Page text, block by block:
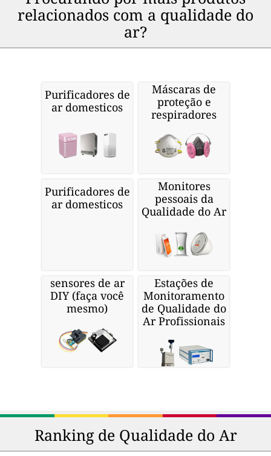
relacionados com a qualidade do
ar?
Purificadores de
ar domesticos
Máscaras de
proteção e
respiradores
Purificadores de
ar domesticos
Monitores
pessoais da
Qualidade do Ar
sensores de ar
DIY (faça você
mesmo)
Estações de
Monitoramento
de Qualidade do
Ar Profissionais
Ranking de Qualidade do Ar